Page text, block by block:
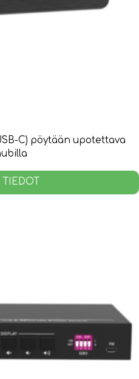
C) pöytään upotettava
TIEDOT